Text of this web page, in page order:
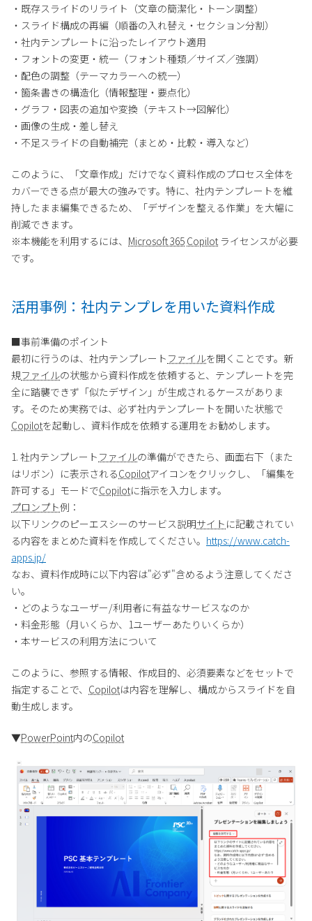
・既存スライドのリライト（文章の簡潔化・トーン調整）
・スライド構成の再編（順番の入れ替え・セクション分割）
・社内テンプレートに沿ったレイアウト適用
・フォントの変更・統一（フォント種類／サイズ／強調）
・配色の調整（テーマカラーへの統一）
・箇条書きの構造化（情報整理・要点化）
・グラフ・図表の追加や変換（テキスト→図解化）
・画像の生成・差し替え
・不足スライドの自動補完（まとめ・比較・導入など）
このように、「文章作成」だけでなく資料作成のプロセス全体を
カバーできる点が最大の強みです。特に、社内テンプレートを維
持したまま編集できるため、「デザインを整える作業」を大幅に
削減できます。
※本機能を利用するには、 Microsoft 365 Copilotライセンスが必要
です。
活用事例：社内テンプレを用いた資料作成
■事前準備のポイント
最初に行うのは、社内テンプレート ファイルを開くことです。新
規ファイルの状態から資料作成を依頼すると、テンプレートを完
全に踏襲できず「似たデザイン」が生成されるケースがありま
す。そのため実務では、必ず社内テンプレートを開いた状態で
Copilotを起動し、資料作成を依頼する運用をお勧めします。
1. 社内テンプレート ファイルの準備ができたら、画面右下（また
はリボン）に表示されるCopilotアイコンをクリックし、「編集を
許可する」モードでCopilotに指示を入力します。
プロンプト例：
以下リンクのピーエスシーのサービス説明サイト に記載されてい
る内容をまとめた資料を作成してください。 https://www.catch-
apps.jp/
なお、資料作成時に以下内容は"必ず"含めるよう注意してくださ
い。
・どのようなユーザー/利用者に有益なサービスなのか
・料金形態（月いくらか、1ユーザーあたりいくらか）
・本サービスの利用方法について
このように、参照する情報、作成目的、必須要素などをセットで
指定することで、 Copilotは内容を理解し、構成からスライドを自
動生成します。
▼PowerPoint内のCopilot